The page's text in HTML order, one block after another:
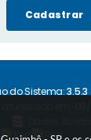
Cadastrar
do Sistema: